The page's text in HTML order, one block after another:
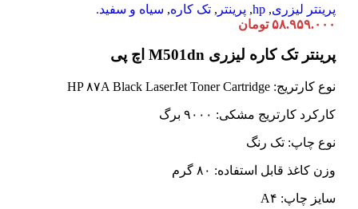
پرینتر لیزری,
hp
, پرینتر , تک کاره, سیاه و سفید.
۵۸.۹۵۹.۰۰۰ تومان
پرینتر تک کاره لیزری M501dn اچ پی
نوع کارتریج: HP ۸۷A Black LaserJet Toner Cartridge
کارکرد کارتریج مشکی: ۹۰۰۰ برگ
نوع چاپ: تک رنگ
وزن کاغذ قابل استفاده: ۸۰ گرم
سایز چاپ: A۴